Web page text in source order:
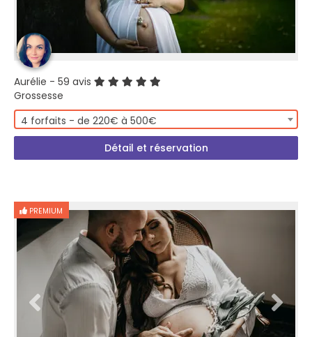
Aurélie - 59 avis
Grossesse
4 forfaits - de 220€ à 500€
Détail et réservation
PREMIUM